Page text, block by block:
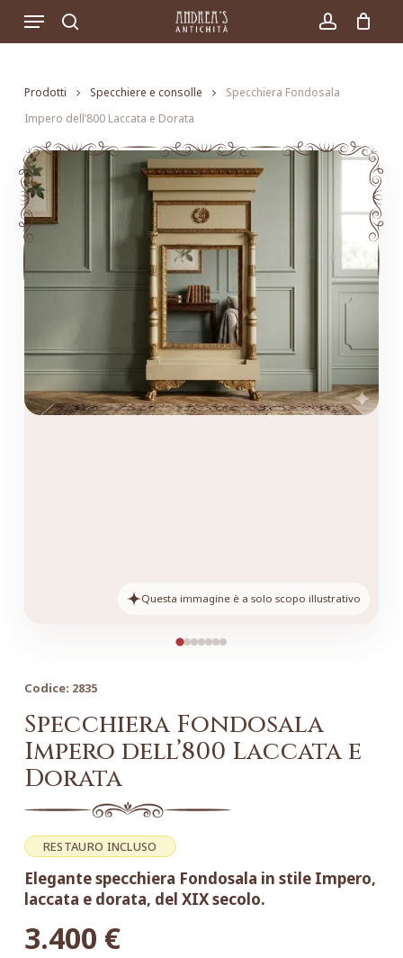
search account
Menu
Prodotti Specchiere e consolle
Specchiera Fondosala
Impero dell’800 Laccata e Dorata
Questa immagine è a solo scopo illustrativo
Codice: 2835
Specchiera Fondosala
Impero dell’800 Laccata e
Dorata
RESTAURO INCLUSO
Elegante specchiera Fondosala in stile Impero,
laccata e dorata, del XIX secolo.
3.400 €